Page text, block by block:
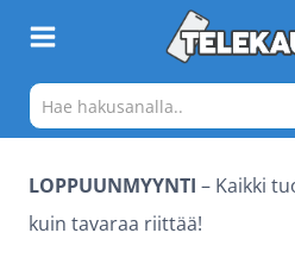
sisältöön
LOPPUUNMYYNTI – Kaikki
kuin tavaraa riittää!